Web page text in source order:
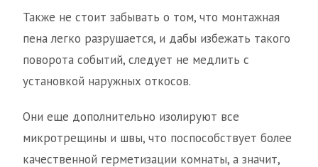
Также не стоит забывать о том, что монтажная
пена легко разрушается, и дабы избежать такого
поворота событий, следует не медлить с
установкой наружных откосов.
Они еще дополнительно изолируют все
микротрещины и швы, что поспособствует более
качественной герметизации комнаты, а значит,